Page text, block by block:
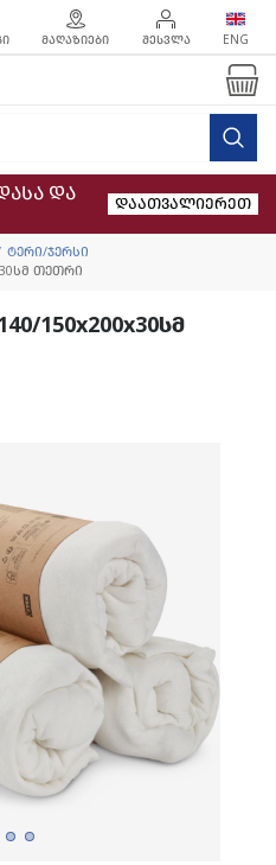
ᲛᲐᲦᲐᲖᲘᲔᲑᲘ ᲨᲔᲡᲕᲚᲐ ENG
და
დაათვალიერეთ
ტერი/ჯერსი
თეთრი
150x200x30სმ